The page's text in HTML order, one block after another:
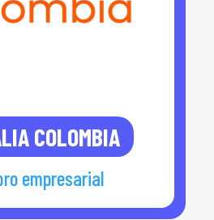
COLOMBIA
empresarial